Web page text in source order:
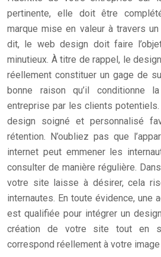
pertinente, elle doit être
marque mise en valeur à travers
dit, le web design doit faire
minutieux. À titre de rappel, le
réellement constituer un gage de
bonne raison qu’il conditionne
entreprise par les clients
design soigné et personnalisé
rétention. N’oubliez pas que
internet peut emmener les
consulter de manière régulière.
votre site laisse à désirer, cela
internautes. En toute évidence, une
est qualifiée pour intégrer un
création de votre site tout en
correspond réellement à votre